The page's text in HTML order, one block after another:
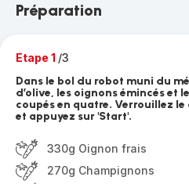
Préparation
Etape 1 /3
Dans le bol du robot muni du
d’olive, les oignons émincés et
coupés en quatre. Verrouillez
et appuyez sur 'Start'.
330g Oignon frais
270g Champignons